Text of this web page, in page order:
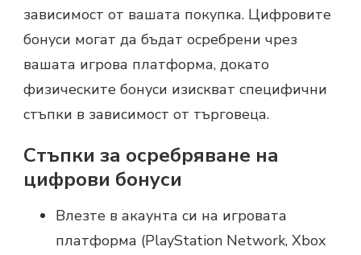
зависимост от вашата покупка. Цифровите
бонуси могат да бъдат осребрени чрез
вашата игрова платформа, докато
физическите бонуси изискват специфични
стъпки в зависимост от търговеца.
Стъпки за осребряване на
цифрови бонуси
Влезте в акаунта си на игровата
платформа (PlayStation Network, Xbox